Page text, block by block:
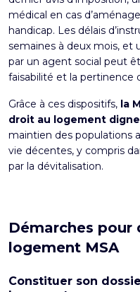
médical en cas
handicap. Les délais
semaines à deux mois, et
par un agent social peut
faisabilité et la pertinence
Grâce à ces dispositifs, la
droit au logement digne
maintien des populations
vie décentes, y compris
par la dévitalisation.
Démarches pour
logement MSA
Constituer son